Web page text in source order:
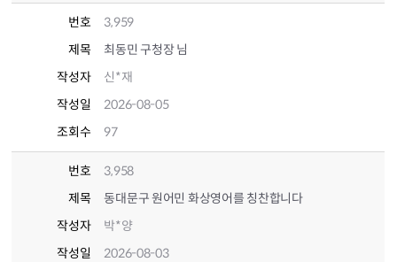
번호
3,959
제목
최동민 구청장 님
작성자
신*재
작성일
2026-08-05
조회수
97
번호
3,958
제목
동대문구 원어민 화상영어를 칭찬합니다
작성자
박*양
작성일
2026-08-03